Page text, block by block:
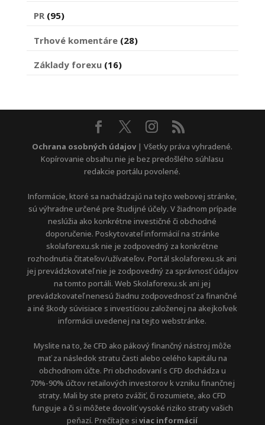
PR(95)
Trhové komentáre(28)
Základy forexu(16)
Ochrana osobných údajov | Všetky práva vyhradené.
Kopírovanie obsahu nie je bez predošlého súhlasu
redakcie portálu povolené.
Informácie, ktoré sa nachádzajú na tejto webovej stránke,
sú výhradne určené pre študijné účely. V žiadnom prípade
neslúžia ako konkrétne investičné či obchodné
doporučenie. Poskytovateľ informácií na stránke
skolaforexu.sk nie je zodpovedný za konkrétne
rozhodnutia čitateľov/užívateľov. Portál skolaforexu.sk ani
jej prevádzkovateľ nie je zodpovedný za správnosť údajov
na tomto portáli. Web Skolaforexu.sk ani jej
prevádzkovateľ nenesú žiadnu zodpovednosť za finančné
a iné škody súvisiace s investíciou založenej na akejkoľvek
informácii uvedenej na tejto webstránke.
Myslite na to, že CFD ako pákový finančný nástroj môže
mať za následok stratu časti alebo celého kapitálu na
obchodnom účte. Pri obchodovaní s CFD dochádza u
70%-90% účtov retailových investorov k vzniku finančnej
straty. Mali by ste preto zvážiť, či rozumiete, ako CFD
funguje a či si môžete dovoliť vysoké riziko straty vašich
peňazí. Prečítajte siviac informácií